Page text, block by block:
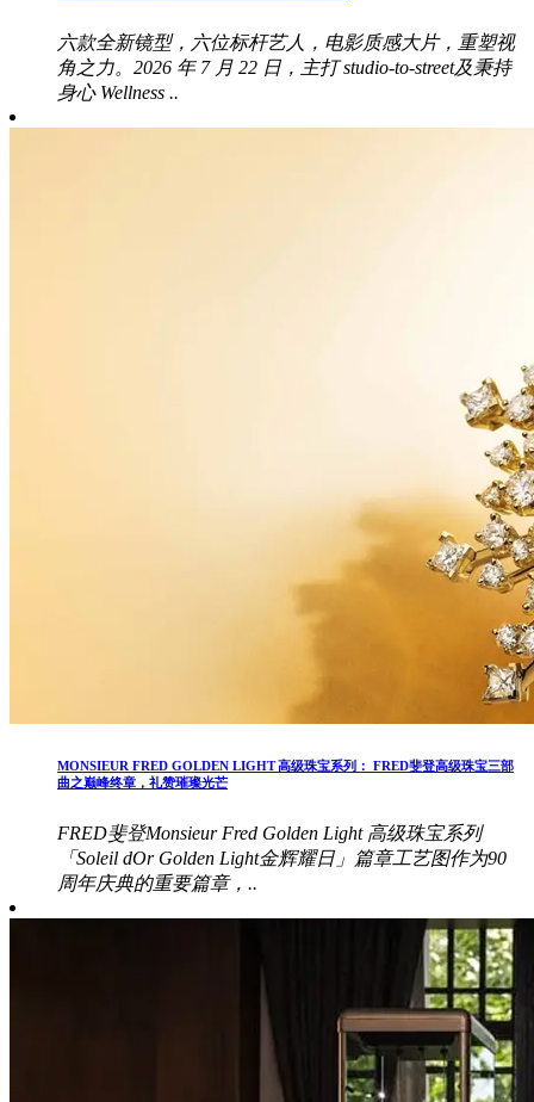
六款全新镜型，六位标杆艺人，电影质感大片，重塑视
角之力。2026 年 7 月 22 日，主打 studio-to-street及秉持
身心 Wellness ..
MONSIEUR FRED GOLDEN LIGHT 高级珠宝系列： FRED斐登高级珠宝三部
曲之巅峰终章，礼赞璀璨光芒
FRED斐登Monsieur Fred Golden Light 高级珠宝系列
「Soleil dOr Golden Light金辉耀日」篇章工艺图作为90
周年庆典的重要篇章，..